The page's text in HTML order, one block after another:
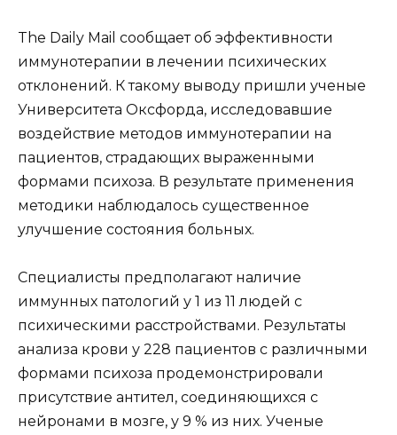
The Daily Mail сообщает об эффективности
иммунотерапии в лечении психических
отклонений. К такому выводу пришли ученые
Университета Оксфорда, исследовавшие
воздействие методов иммунотерапии на
пациентов, страдающих выраженными
формами психоза. В результате применения
методики наблюдалось существенное
улучшение состояния больных.
Специалисты предполагают наличие
иммунных патологий у 1 из 11 людей с
психическими расстройствами. Результаты
анализа крови у 228 пациентов с различными
формами психоза продемонстрировали
присутствие антител, соединяющихся с
нейронами в мозге, у 9 % из них. Ученые